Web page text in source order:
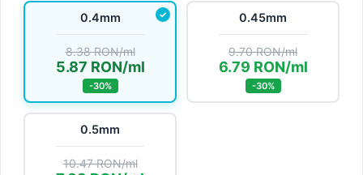
0.4mm
8.38 RON/ml
5.87 RON/ml
-30%
0.45mm
9.70 RON/ml
6.79 RON/ml
-30%
0.5mm
10.47 RON/ml